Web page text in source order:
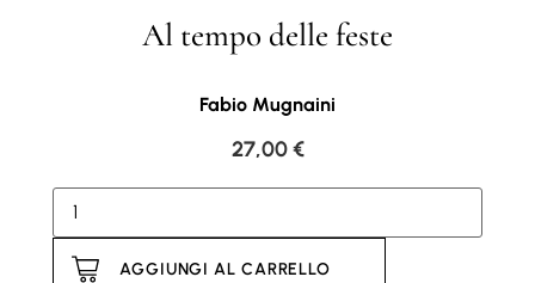
Al tempo delle feste
Fabio Mugnaini
27,00€
AGGIUNGI AL CARRELLO